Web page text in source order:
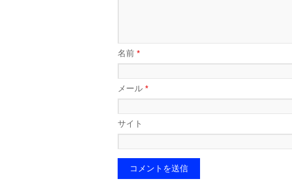
名前 *
メール *
サイト